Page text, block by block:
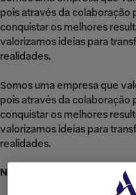
pois através da colaboração
conquistar os melhores
valorizamos ideias para
realidades.
Somos uma empresa que
pois através da colaboração
conquistar os melhores
valorizamos ideias para
realidades.
Nosso compromisso com a